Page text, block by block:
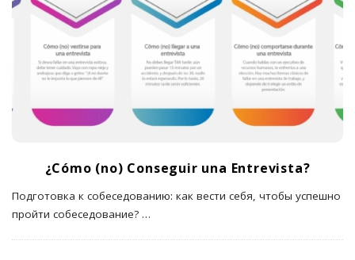
¿Cómo (no) Conseguir una Entrevista?
Подготовка к собеседованию: как вести себя, чтобы успешно
пройти собеседование? …